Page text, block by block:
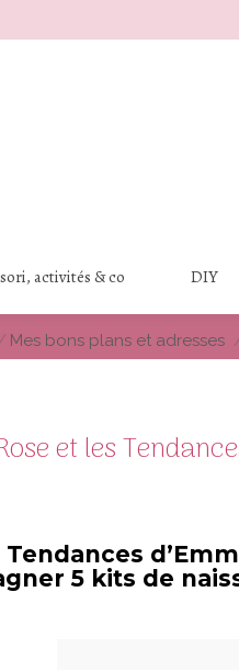
activités & co DIY
:
Mes bons plans et adresses
et les
5 kits de